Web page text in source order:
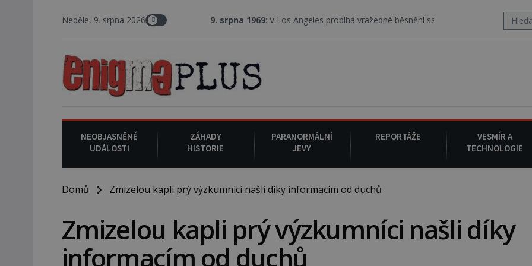
Neděle, 9. srpna 20269. srpna 1969 : V Los Angeles probíhá vražedné běsnění satanistického gangu vedeného
NEOBJASNĚNÉ
UDÁLOSTI
ZÁHADY
HISTORIE
PARANORMÁLNÍ
JEVY
REPORTÁŽE
VESMÍR A
TECHNOLOGIE
Domů Zmizelou kapli prý výzkumníci našli díky informacím od duchů
Zmizelou kapli prý výzkumníci našli díky
informacím od duchů